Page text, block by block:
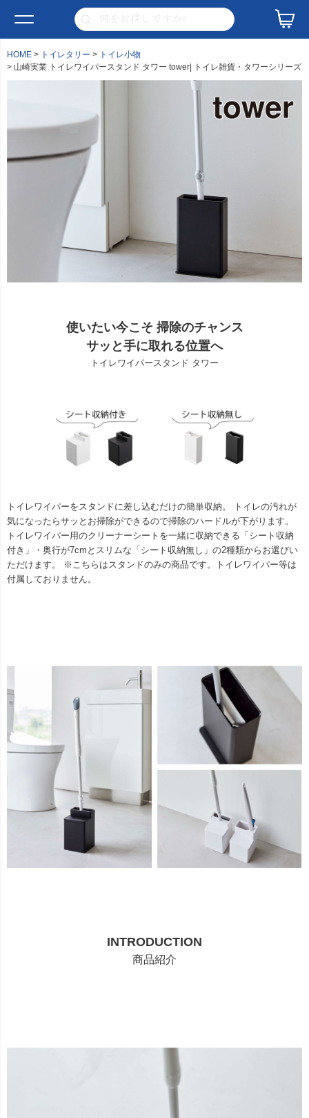
HOME トイレタリー
トイレ小物
山崎実業 トイレワイパースタンド タワー tower| トイレ雑貨・タワーシリーズ
使いたい今こそ 掃除のチャンス
サッと手に取れる位置へ
トイレワイパースタンド タワー
トイレワイパーをスタンドに差し込むだけの簡単収納。 トイレの汚れが
気になったらサッとお掃除ができるので掃除のハードルが下がります。
トイレワイパー用のクリーナーシートを一緒に収納できる「シート収納
付き」・奥行が7cmとスリムな「シート収納無し」の2種類からお選びい
ただけます。 ※こちらはスタンドのみの商品です。トイレワイパー等は
付属しておりません。
INTRODUCTION
商品紹介